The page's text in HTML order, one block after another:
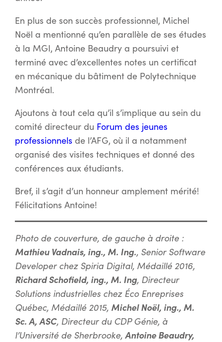
En plus de son succès professionnel, Michel
Noël a mentionné qu’en parallèle de ses études
à la MGI, Antoine Beaudry a poursuivi et
terminé avec d’excellentes notes un certificat
en mécanique du bâtiment de Polytechnique
Montréal.
Ajoutons à tout cela qu’il s’implique au sein du
comité directeur du Forum des jeunes
professionnels de l’AFG, où il a notamment
organisé des visites techniques et donné des
conférences aux étudiants.
Bref, il s’agit d’un honneur amplement mérité!
Félicitations Antoine!
Photo de couverture, de gauche à droite :
Mathieu Vadnais, ing., M. Ing., Senior Software
Developer chez Spiria Digital, Médaillé 2016,
Richard Schofield, ing., M. Ing, Directeur
Solutions industrielles chez Éco Enreprises
Québec, Médaillé 2015, Michel Noël, ing., M.
Sc. A, ASC, Directeur du CDP Génie, à
l’Université de Sherbrooke, Antoine Beaudry,